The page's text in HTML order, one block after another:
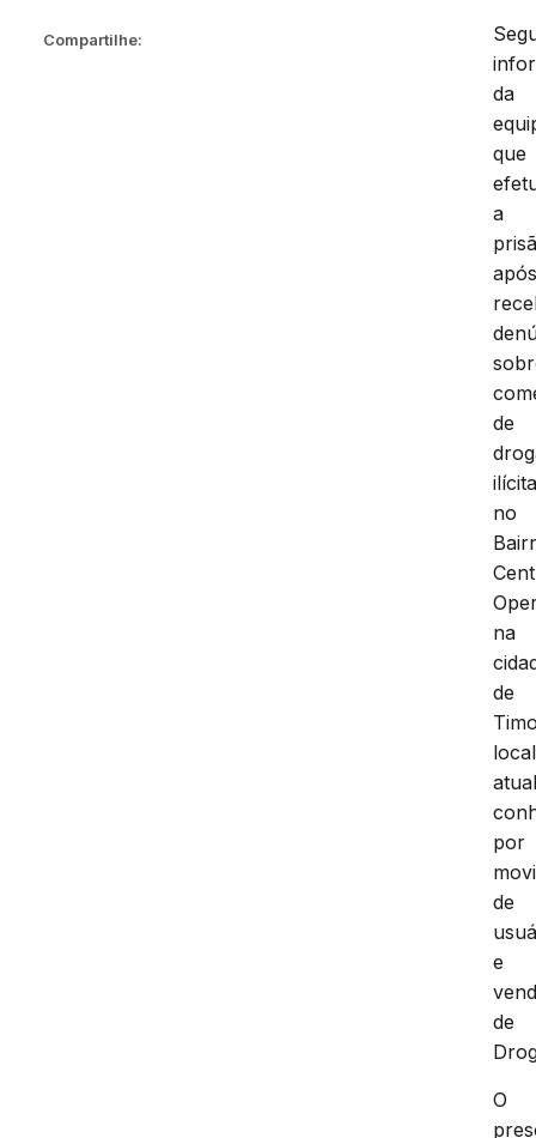
Compartilhe:
da
que
a
de
no
na
de
local
por
de
e
de
O